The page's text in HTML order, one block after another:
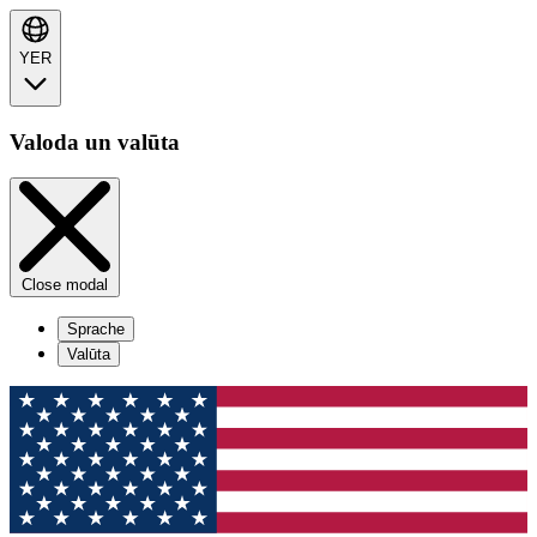
YER
Valoda un valūta
Close modal
Sprache
Valūta